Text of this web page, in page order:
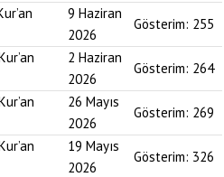
9 Haziran
2026
Gösterim: 255
2 Haziran
2026
Gösterim: 264
26 Mayıs
2026
Gösterim: 269
19 Mayıs
2026
Gösterim: 326